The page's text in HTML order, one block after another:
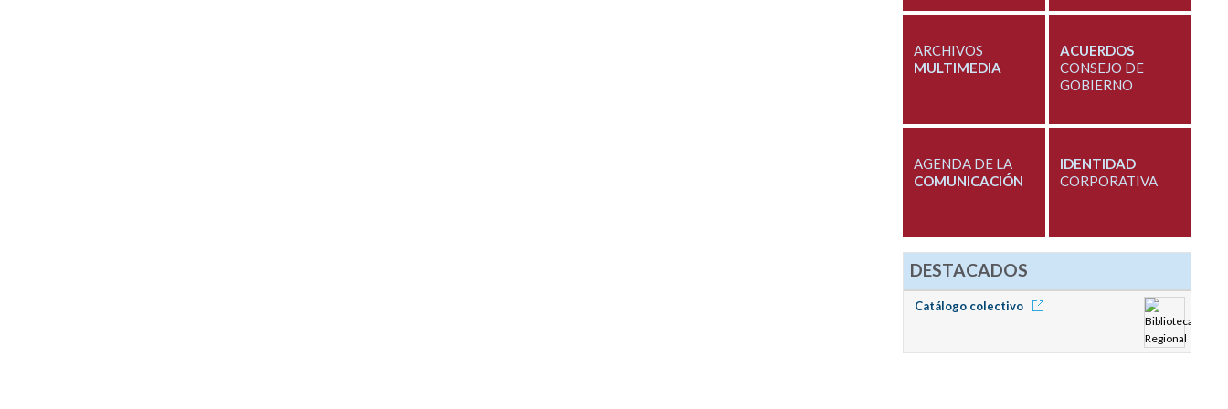
ARCHIVOS
MULTIMEDIA
ACUERDOS
CONSEJO DE
GOBIERNO
AGENDA DE LA
COMUNICACIÓN
IDENTIDAD
CORPORATIVA
DESTACADOS
Catálogo colectivo